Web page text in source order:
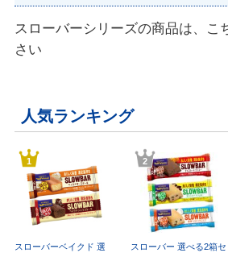
スローバーシリーズの商品は、こ
さい
人気ランキング
1
スローバーベイクド 選
2
スローバー 選べる2箱セ